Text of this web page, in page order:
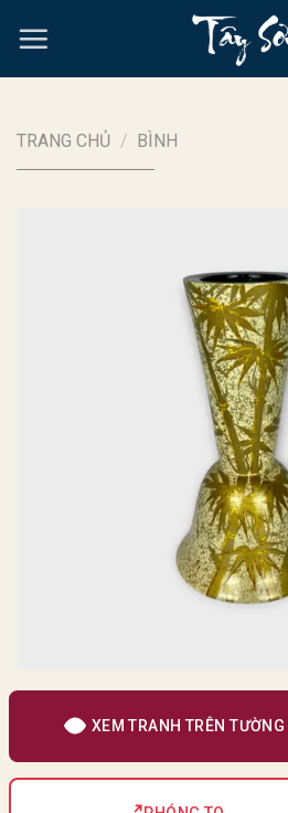
đến
TRANG CHỦ / BÌNH
XEM TRANH TRÊN TƯỜNG